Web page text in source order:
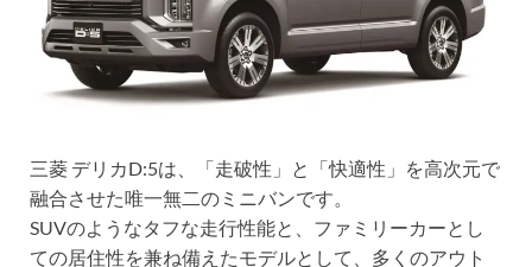
三菱 デリカD:5は、「走破性」と「快適性」を高次元で
融合させた唯一無二のミニバンです。
SUVのようなタフな走行性能と、ファミリーカーとし
ての居住性を兼ね備えたモデルとして、多くのアウト